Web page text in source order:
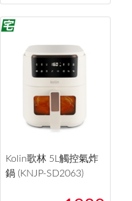
Kolin歌林 5L觸控氣炸
鍋 (KNJP-SD2063)